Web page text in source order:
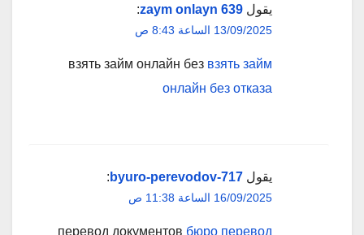
يقول zaym onlayn 639
:
13/09/2025 الساعة 8:43 ص
взять займ онлайн без взять займ
онлайн без отказа
يقول byuro-perevodov-717
:
16/09/2025 الساعة 11:38 ص
перевод документов бюро перевод